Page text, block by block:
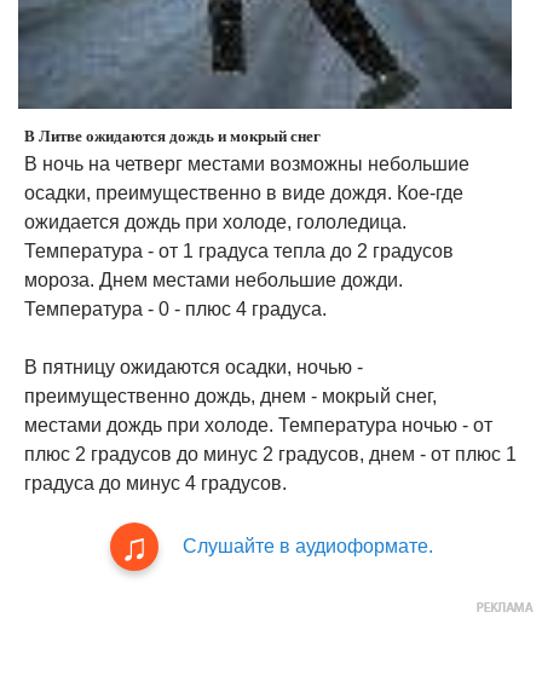
В Литве ожидаются дождь и мокрый снег
В ночь на четверг местами возможны небольшие
осадки, преимущественно в виде дождя. Кое-где
ожидается дождь при холоде, гололедица.
Температура - от 1 градуса тепла до 2 градусов
мороза. Днем местами небольшие дожди.
Температура - 0 - плюс 4 градуса.
В пятницу ожидаются осадки, ночью -
преимущественно дождь, днем - мокрый снег,
местами дождь при холоде. Температура ночью - от
плюс 2 градусов до минус 2 градусов, днем - от плюс 1
градуса до минус 4 градусов.
Слушайте в аудиоформате.